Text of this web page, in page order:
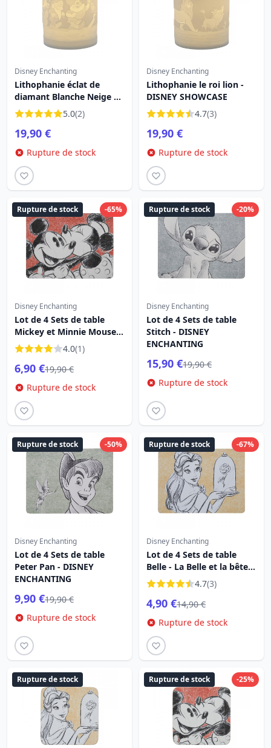
Disney Enchanting
Lithophanie éclat de
diamant Blanche Neige et
les 7 nains - DISNEY
SHOWCASE
5.0(2)
19,90 €
Rupture de stock
Disney Enchanting
Lithophanie le roi lion -
DISNEY SHOWCASE
4.7(3)
19,90 €
Rupture de stock
-65%
Rupture de stock
Disney Enchanting
Lot de 4 Sets de table
Mickey et Minnie Mouse -
DISNEY ENCHANTING
4.0(1)
6,90 €19,90 €
Rupture de stock
-20%
Rupture de stock
Disney Enchanting
Lot de 4 Sets de table
Stitch - DISNEY
ENCHANTING
15,90 €19,90 €
Rupture de stock
-50%
Rupture de stock
Disney Enchanting
Lot de 4 Sets de table
Peter Pan - DISNEY
ENCHANTING
9,90 €19,90 €
Rupture de stock
-67%
Rupture de stock
Disney Enchanting
Lot de 4 Sets de table
Belle - La Belle et la bête -
DISNEY ENCHANTING
4.7(3)
4,90 €14,90 €
Rupture de stock
Rupture de stock -25%
Rupture de stock